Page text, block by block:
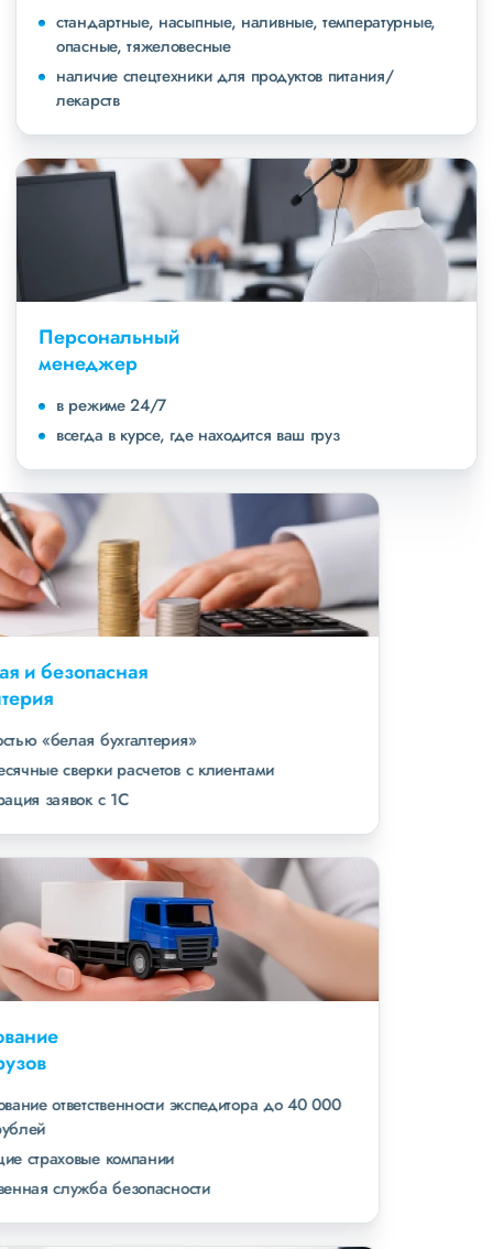
стандартные, насыпные, наливные, температурные,
опасные, тяжеловесные
наличие спецтехники для продуктов питания/
лекарств
Персональный
менеджер
в режиме 24/7
всегда в курсе, где находится ваш груз
Удобная и безопасная
бухгалтерия
полностью «белая бухгалтерия»
ежемесячные сверки расчетов с клиентами
интеграция заявок с 1С
Страхование
всех грузов
страхование ответственности экспедитора до 40 000
ведущие страховые компании
собственная служба безопасности